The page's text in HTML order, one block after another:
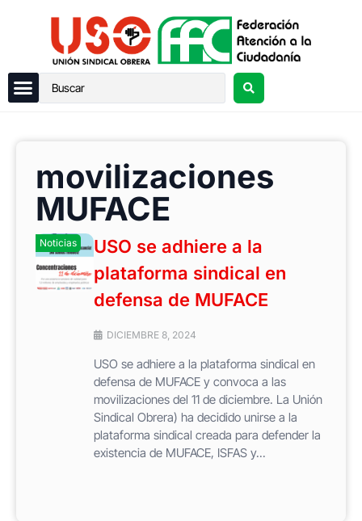
movilizaciones
MUFACE
Noticias
USO se adhiere a la
plataforma sindical en
defensa de MUFACE
DICIEMBRE 8, 2024
USO se adhiere a la plataforma sindical en
defensa de MUFACE y convoca a las
movilizaciones del 11 de diciembre. La Unión
Sindical Obrera) ha decidido unirse a la
plataforma sindical creada para defender la
existencia de MUFACE, ISFAS y...